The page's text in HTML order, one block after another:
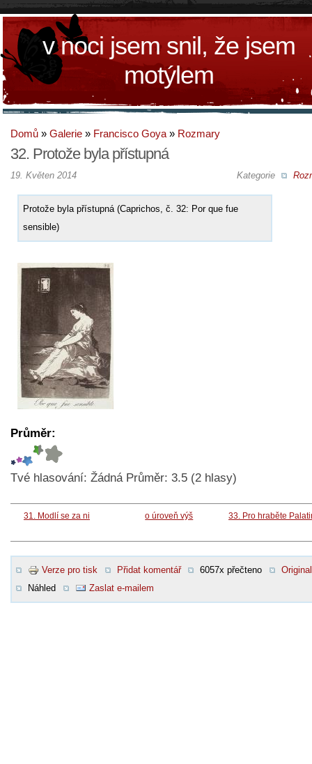
v noci jsem snil, že jsem
motýlem
Domů » Galerie » Francisco Goya » Rozmary
32. Protože byla přístupná
Kategorie
19. Květen 2014
Protože byla přístupná (Caprichos, č. 32: Por que fue
sensible)
Průměr:
Tvé hlasování: Žádná Průměr: 3.5 (2 hlasy)
31. Modlí se za ni o úroveň výš 33. Pro hraběte
Verze pro tisk Přidat komentář 6057x přečteno
Original
Náhled
Zaslat e-mailem